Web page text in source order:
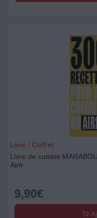
Livre / Coffret
Livre de cuisine
Airfr
9,90€